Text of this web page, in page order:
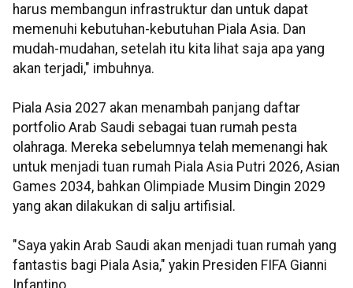
harus membangun infrastruktur dan untuk dapat
memenuhi kebutuhan-kebutuhan Piala Asia. Dan
mudah-mudahan, setelah itu kita lihat saja apa yang
akan terjadi," imbuhnya.
Piala Asia 2027 akan menambah panjang daftar
portfolio Arab Saudi sebagai tuan rumah pesta
olahraga. Mereka sebelumnya telah memenangi hak
untuk menjadi tuan rumah Piala Asia Putri 2026, Asian
Games 2034, bahkan Olimpiade Musim Dingin 2029
yang akan dilakukan di salju artifisial.
"Saya yakin Arab Saudi akan menjadi tuan rumah yang
fantastis bagi Piala Asia," yakin Presiden FIFA Gianni
Infantino.